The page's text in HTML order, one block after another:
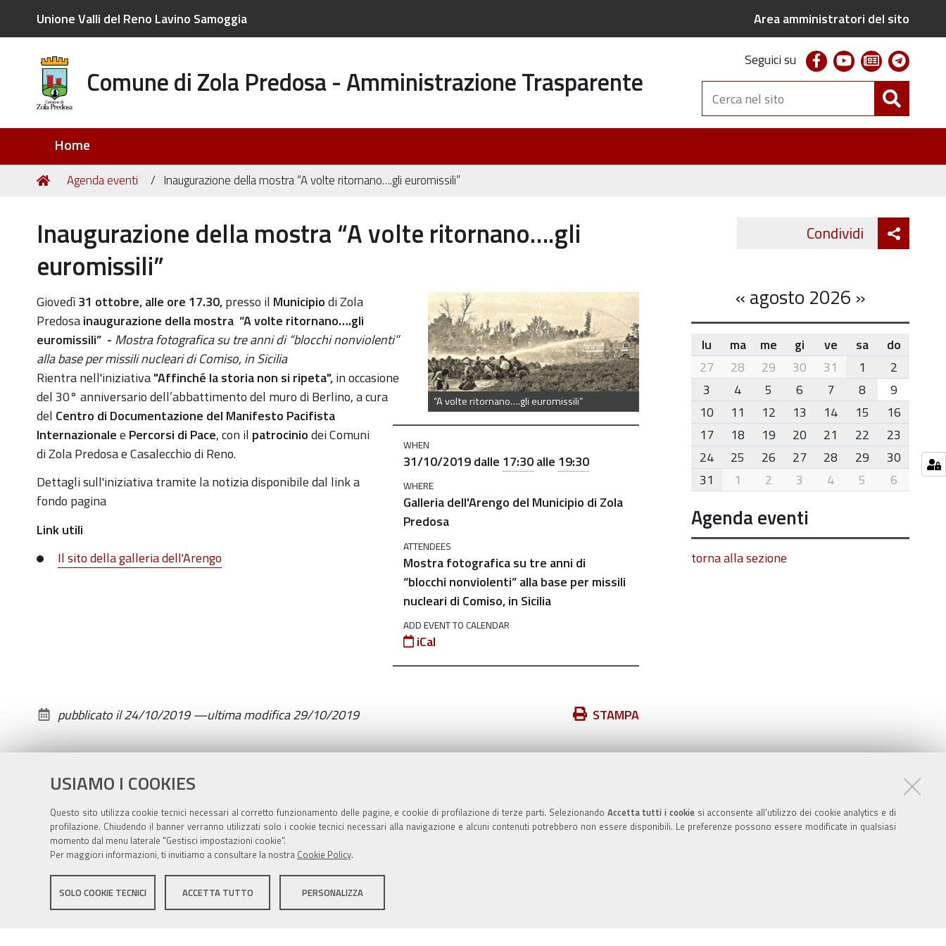
USIAMO I COOKIES
Questo sito utilizza cookie tecnici necessari al corretto funzionamento delle pagine, e cookie di profilazione di terze parti. Selezionando Accetta tutti i cookiesi acconsente all’utilizzo dei cookie analytics e di
profilazione. Chiudendo il banner verranno utilizzati solo i cookie tecnici necessari alla navigazione e alcuni contenuti potrebbero non essere disponibili. Le preferenze possono essere modificate in qualsiasi
momento dal menu laterale "Gestisci impostazioni cookie".
Per maggiori informazioni, ti invitiamo a consultare la nostra Cookie Policy.
SOLO COOKIE TECNICI ACCETTA TUTTO PERSONALIZZA
Unione Valli del Reno Lavino Samoggia Area amministratori del sito
Comune di Zola Predosa - Amministrazione Trasparente
Seguici su facebookyoutubenewsletter
Cerca
nel
sito
Home
Tu
Home
Agenda eventi Inaugurazione della mostra “A volte ritornano….gli euromissili”
Inaugurazione della mostra “A volte ritornano….gli
euromissili”
“A volte ritornano….gli euromissili”
https://old.comune.zolapredosa.bo.it/events/inaugurazione-
della-
mostra-
201ca-
volte-
ritornano-
gli-
euromissili201d
Inaugurazione
della
mostra
volte
ritornano….gli
euromissili”
WHEN
31/10/2019dalle 17:30alle 19:30
WHERE
Galleria dell'Arengo del Municipio di Zola
Predosa
ATTENDEES
Mostra fotografica su tre anni di
“blocchi nonviolenti” alla base per missili
nucleari di Comiso, in Sicilia
ADD EVENT TO CALENDAR
iCal
Giovedì31 ottobre, alle ore 17.30,presso il Municipiodi Zola
Predosainaugurazione della mostra “A volte ritornano….gli
euromissili” - Mostra fotografica su tre anni di “blocchi nonviolenti”
alla base per missili nucleari di Comiso, in Sicilia
Rientra nell'iniziativa"Affinché la storia non si ripeta",in occasione
del 30° anniversario dell’abbattimento del muro di Berlino, a cura
del Centro di Documentazione del Manifesto Pacifista
Internazionalee Percorsi di Pace,con il patrociniodei Comuni
di Zola Predosa e Casalecchio di Reno.
Dettagli sull'iniziativa tramite la notizia disponibile dal link a
fondo pagina
Link utili
Il sito della galleria dell'Arengo
Azioni
documento
STAMPA
pubblicato il24/10/2019—ultima modifica29/10/2019
Condividi Twitter
«agosto 2026 »
month-
8
lu ma me gi ve sa
do
27
28 29 30 31 1
2
3
4 5 6 7 8
9
10
11 12 13 14 15
16
17
18 19 20 21 22
23
24
25 26 27 28 29
30
31
1 2 3 4 5 6
Agenda eventi
torna alla sezione
Sito istituzionale Comune di Zola Predosa